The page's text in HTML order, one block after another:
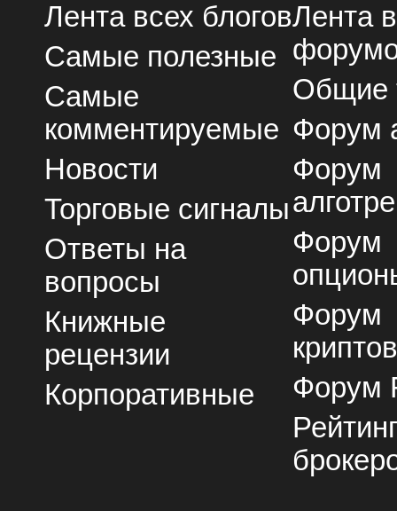
Лента всех блогов
Самые полезные
Самые
комментируемые
Новости
Торговые сигналы
Ответы на
вопросы
Книжные
рецензии
Корпоративные
Лента
Общие
Форум
Форум
Форум
Форум
Форум